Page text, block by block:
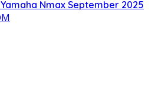
Nmax September 2025